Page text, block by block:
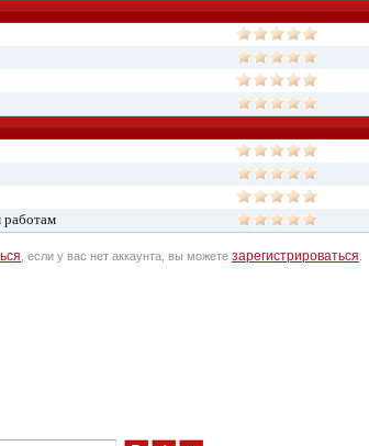
, если у вас нет аккаунта, вы можете зарегистрироваться